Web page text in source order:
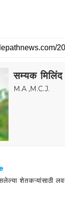
सम्यक मिलिंद
M.A ,M.C.J.
शेतकऱ्यांसाठी